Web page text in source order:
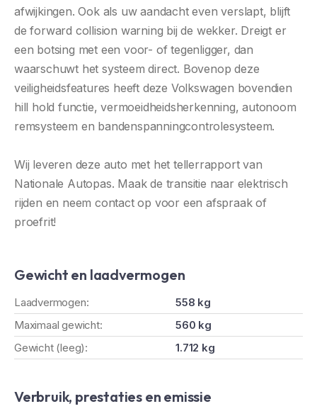
afwijkingen. Ook als uw aandacht even verslapt, blijft
de forward collision warning bij de wekker. Dreigt er
een botsing met een voor- of tegenligger, dan
waarschuwt het systeem direct. Bovenop deze
veiligheidsfeatures heeft deze Volkswagen bovendien
hill hold functie, vermoeidheidsherkenning, autonoom
remsysteem en bandenspanningcontrolesysteem.
Wij leveren deze auto met het tellerrapport van
Nationale Autopas. Maak de transitie naar elektrisch
rijden en neem contact op voor een afspraak of
proefrit!
Gewicht en laadvermogen
Laadvermogen:
558 kg
Maximaal gewicht:
560 kg
Gewicht (leeg):
1.712 kg
Verbruik, prestaties en emissie